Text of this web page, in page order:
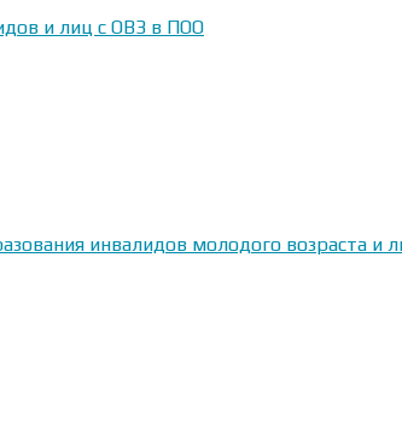
и лиц с ОВЗ в ПОО
инвалидов молодого возраста